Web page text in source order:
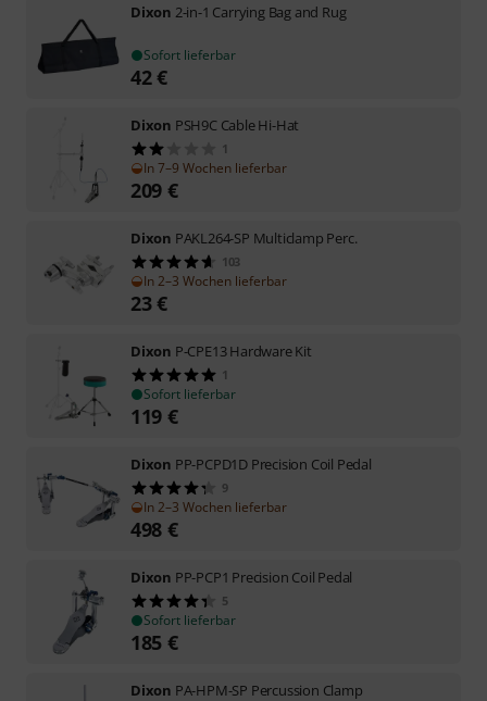
Dixon 2-in-1 Carrying Bag and Rug
Sofort lieferbar
42€
Dixon PSH9C Cable Hi-Hat
1
In 7–9 Wochen lieferbar
209 €
Dixon PAKL264-SP Multiclamp Perc.
103
In 2–3 Wochen lieferbar
23€
Dixon P-CPE13 Hardware Kit
1
Sofort lieferbar
119 €
Dixon PP-PCPD1D Precision Coil Pedal
9
In 2–3 Wochen lieferbar
498 €
Dixon PP-PCP1 Precision Coil Pedal
5
Sofort lieferbar
185 €
Dixon PA-HPM-SP Percussion Clamp